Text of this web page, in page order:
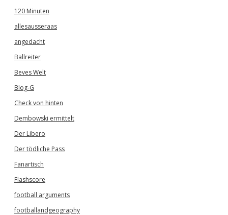
120 Minuten
allesausseraas
angedacht
Ballreiter
Beves Welt
Blog-G
Check von hinten
Dembowski ermittelt
Der Libero
Der tödliche Pass
Fanartisch
Flashscore
football arguments
footballandgeography